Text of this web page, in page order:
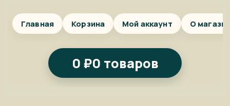
Главная Корзина Мой аккаунт О
0 ₽0 товаров